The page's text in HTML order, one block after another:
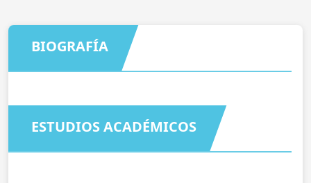
BIOGRAFÍA
ESTUDIOS ACADÉMICOS